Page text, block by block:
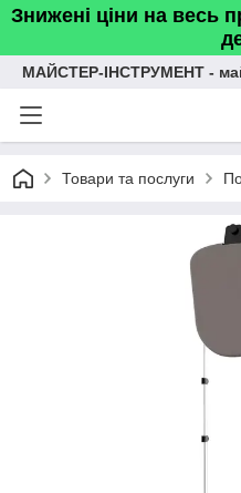
Знижені ціни на весь
МАЙСТЕР-ІНСТРУМЕНТ -
Товари та послуги